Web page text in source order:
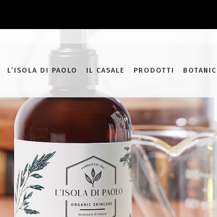
L’ISOLA DI PAOLO IL CASALE PRODOTTI